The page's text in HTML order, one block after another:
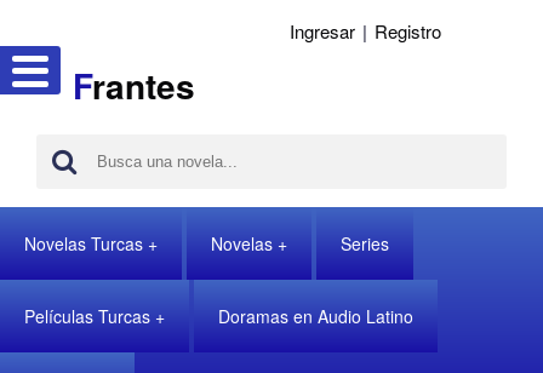
Frantes
Ingresar | Registro
Novelas Turcas Novelas Series
Películas Turcas Doramas en Audio Latino